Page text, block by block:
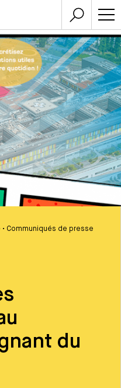
• Communiqués de presse
du